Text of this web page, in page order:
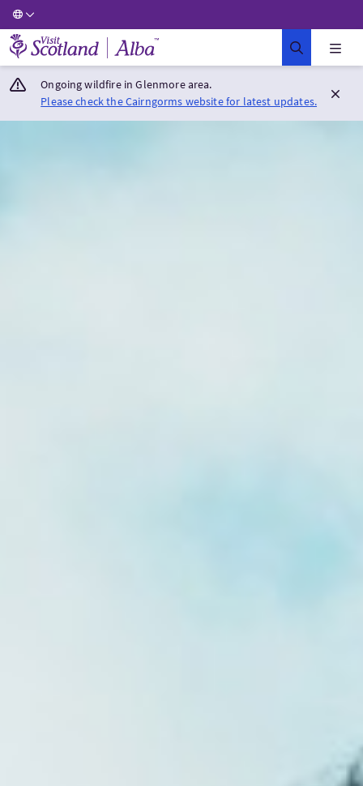
Visit Scotland Home
Ongoing wildfire in Glenmore area.
Please check the Cairngorms website for latest updates.